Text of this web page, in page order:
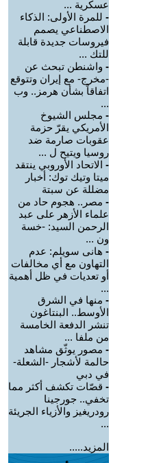
عسكرية ...
- للمرة الأولى: الذكاء
الاصطناعي يصمم
فيروسات جديدة قابلة
للتك ...
- واشنطن تبحث عن
-مخرج- مع إيران وتتوقع
اتفاقاً بشأن هرمز.. وب
...
- مجلس الشيوخ
الأمريكي يقرّ حزمة
عقوبات صارمة ضد
روسيا ويتيح ل ...
- الاتحاد الأوروبي ينتقد
ميتا وتيك توك: أخبار
مضللة عن سبتة
- مصر.. هجوم حاد من
علماء الأزهر على عبد
الرحمن السيد: -خسة
ون ...
- هانى سويلم: عدم
التهاون مع أي مخالفات
أو تعديات في ظل أهمية
...
- منها في الشرق
الأوسط.. البنتاغون
تنشر الدفعة الخامسة
من ملفا ...
- مصور يوثّق مشاهد
حالمة لأشجار -الشعلة-
في دبي
- قصّات تكشف أكثر مما
تخفي.. جورجينا
رودريغيز والأزياء الجريئة
...
المزيد.....